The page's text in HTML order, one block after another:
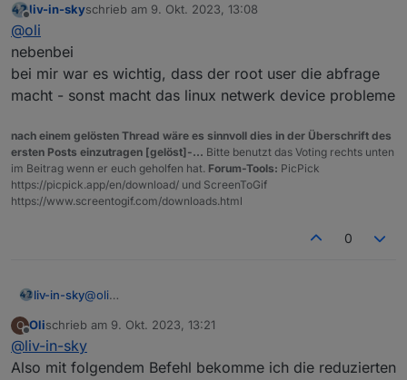
gestoßen und es funktioniert wie es soll.
Allerdings habe ich meinen ioBroker über Docker installiert
Skript angezeigt werden und die MAC Adressen fehlen.
@Glasfaser
angezeigt und wenn ja, wie hast du das hinbekommen?
Ausgabe aus dem Skript:
Ausgabe über die Konsole im Docker:
root@ioBroker:/opt/iobroker# nmap -sPR --dns-
WARNING: -sR is now an alias for -sV and
Nmap scan report for speedport.ip (192.168.2.1)
Nmap scan report for 192.168.2.101
Host is up (0.00032s latency).
MAC Address: 00:08:9B:EA:9B:3A (ICP Electronics)
Nmap scan report for 192.168.2.103
Host is up (0.00019s latency).
MAC Address: F4:06:8D:38:61:92 (devolo AG)
Offline
liv-in-skyschrieb am 9. Okt. 2023, 13:08
zuletzt editiert von
@oli
nebenbei
bei mir war es wichtig, dass der root user die abfrage
macht - sonst macht das linux netwerk device probleme
nach einem gelösten Thread wäre es sinnvoll dies in der Überschrift des
ersten Posts einzutragen [gelöst]-... Bitte benutzt das Voting rechts unten
im Beitrag wenn er euch geholfen hat. Forum-Tools: PicPick
https://picpick.app/en/download/ und ScreenToGif
https://www.screentogif.com/downloads.html
0
liv-in-sky@oli
bei mir war es wichtig, dass der root user die abfrage
macht - sonst macht das linux netwerk device
probleme
O
Offline
Olischrieb am 9. Okt. 2023, 13:21
zuletzt editiert von
@liv-in-sky
Also mit folgendem Befehl bekomme ich die reduzierten